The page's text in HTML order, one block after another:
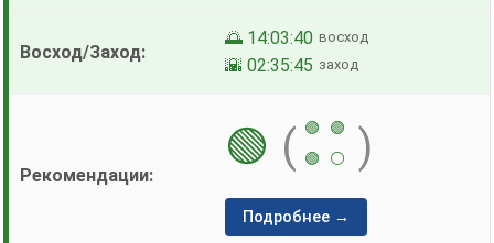
🌅 14:03:40 восход
🌇 02:35:45 заход
🟢 ( 🟢
🟢
🟢
⚪ )
Подробнее →